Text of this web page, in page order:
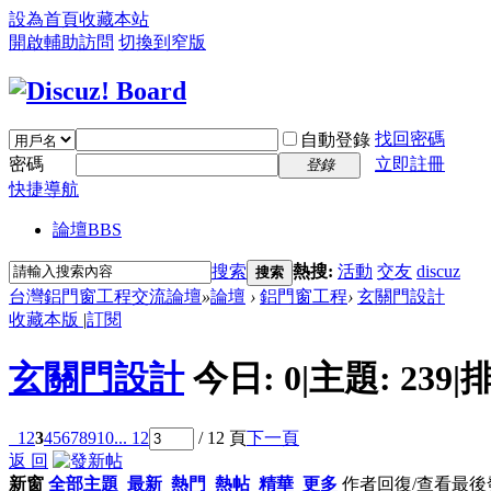
設為首頁收藏本站
開啟輔助訪問 切換到窄版
自動登錄 找回密碼
密碼
登錄
立即註冊
快捷導航
論壇BBS
搜索 搜索 熱搜: 活動 交友 discuz
台灣鋁門窗工程交流論壇»論壇 › 鋁門窗工程› 玄關門設計
收藏本版 |訂閱
玄關門設計 今日: 0|主題: 239|
1 2345678910... 12 / 12 頁下一頁
返 回
新窗 全部主題 最新 熱門 熱帖 精華 更多 作者回復/查看最後